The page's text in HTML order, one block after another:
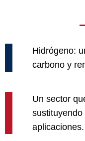
Hidrógeno:
carbono y
Un sector
aplicaciones.